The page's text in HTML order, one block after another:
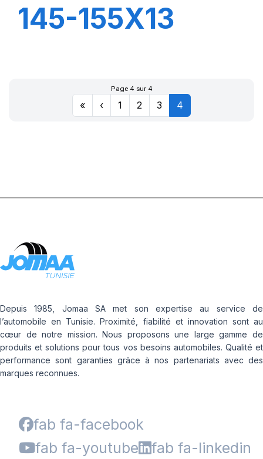
145-155X13
Page 4 sur 4
« ‹ 1 2 3 4
Depuis 1985, Jomaa SA met son expertise au service de
l’automobile en Tunisie. Proximité, fiabilité et innovation sont au
cœur de notre mission. Nous proposons une large gamme de
produits et solutions pour tous vos besoins automobiles. Qualité et
performance sont garanties grâce à nos partenariats avec des
marques reconnues.
fab fa-facebook
fab fa-youtube
fab fa-linkedin